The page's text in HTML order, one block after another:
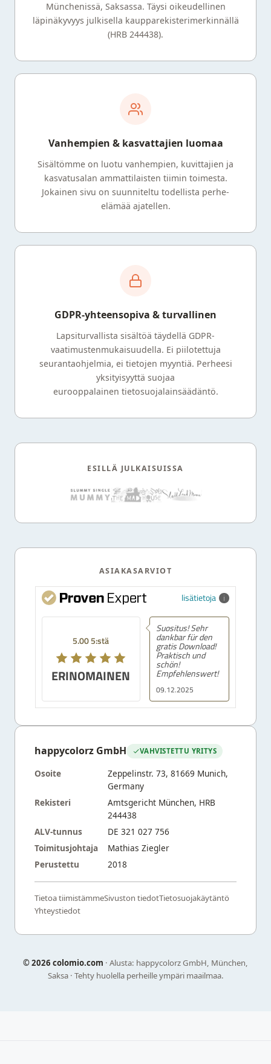
Münchenissä, Saksassa. Täysi oikeudellinen
läpinäkyvyys julkisella kaupparekisterimerkinnällä
(HRB 244438).
Vanhempien & kasvattajien luomaa
Sisältömme on luotu vanhempien, kuvittajien ja
kasvatusalan ammattilaisten tiimin toimesta.
Jokainen sivu on suunniteltu todellista perhe-
elämää ajatellen.
GDPR-yhteensopiva & turvallinen
Lapsiturvallista sisältöä täydellä GDPR-
vaatimustenmukaisuudella. Ei piilotettuja
seurantaohjelmia, ei tietojen myyntiä. Perheesi
yksityisyyttä suojaa
eurooppalainen tietosuojalainsäädäntö.
ESILLÄ JULKAISUISSA
ASIAKASARVIOT
lisätietoja
5.00 5:stä
ERINOMAINEN
09.12.2025
Suositus! Sehr
dankbar für den
gratis Download!
Praktisch und
schön!
Empfehlenswert!
happycolorz GmbH VAHVISTETTU YRITYS
Osoite
Zeppelinstr. 73, 81669 Munich,
Germany
Rekisteri
Amtsgericht München, HRB
244438
ALV-tunnus
DE 321 027 756
Toimitusjohtaja
Mathias Ziegler
Perustettu
2018
Tietoa tiimistämmeSivuston tiedotTietosuojakäytäntö
Yhteystiedot
©2026 colomio.com · Alusta: happycolorz GmbH, München,
Saksa · Tehty huolella perheille ympäri maailmaa.